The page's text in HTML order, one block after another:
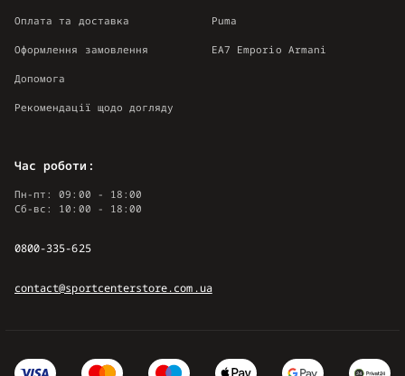
Оплата та доставка
Оформлення замовлення
Допомога
Рекомендації щодо догляду
Puma
EA7 Emporio Armani
Час роботи:
Пн-пт: 09:00 - 18:00
Сб-вс: 10:00 - 18:00
0800-335-625
contact@sportcenterstore.com.ua